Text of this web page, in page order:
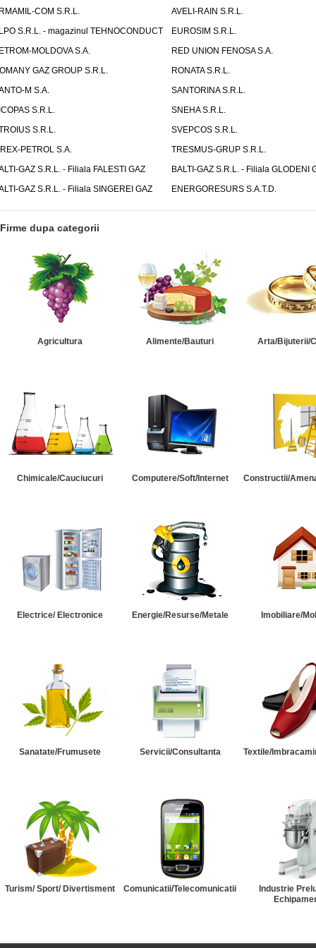
COM S.R.L.
AVELI-RAIN S.R.L.
S.R.L. - magazinul TEHNOCONDUCT
EUROSIM S.R.L.
MOLDOVA S.A.
RED UNION FENOSA S.A.
GAZ GROUP S.R.L.
RONATA S.R.L.
M S.A.
SANTORINA S.R.L.
S.R.L.
SNEHA S.R.L.
S.R.L.
SVEPCOS S.R.L.
PETROL S.A.
TRESMUS-GRUP S.R.L.
GAZ S.R.L. - Filiala FALESTI GAZ
BALTI-GAZ S.R.L. - Filiala GLODENI
GAZ S.R.L. - Filiala SINGEREI GAZ
ENERGORESURS S.A.T.D.
Firme dupa categorii
Agricultura Alimente/Bauturi Arta/Bijuterii/
Chimicale/Cauciucuri Computere/Soft/Internet Constructii/
Electrice/ Electronice Energie/Resurse/Metale Imobiliare/
Sanatate/Frumusete Servicii/Consultanta Textile/
Turism/ Sport/ Divertisment Comunicatii/Telecomunicatii
Industrie